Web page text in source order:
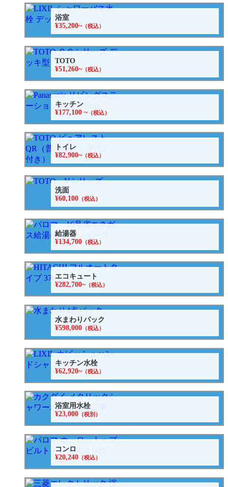
浴室
¥35,200~（税込）
TOTO
¥51,260~（税込）
キッチン
¥177,100 ~（税込）
トイレ
¥82,900~（税込）
洗面
¥60,100 （税込）
給湯器
¥134,700 （税込）
エコキュート
¥282,700~（税込）
水まわりパック
¥598,000 （税込）
キッチン水栓
¥62,920~（税込）
浴室用水栓
¥23,000 （税別）
コンロ
¥20,240 （税込）